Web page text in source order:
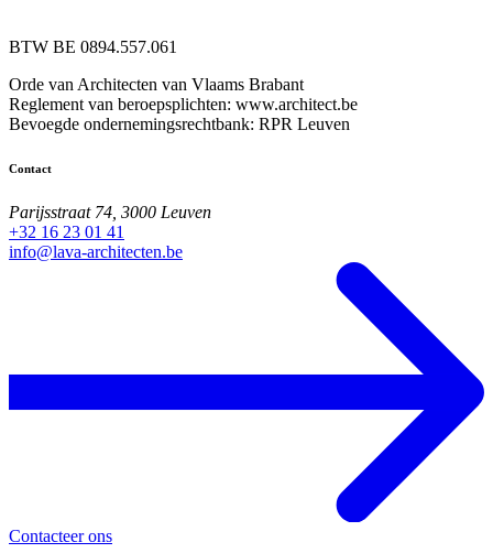
BTW BE 0894.557.061
Orde van Architecten van Vlaams Brabant
Reglement van beroepsplichten: www.architect.be
Bevoegde ondernemingsrechtbank: RPR Leuven
Contact
Parijsstraat 74, 3000 Leuven
+32 16 23 01 41
info@lava-architecten.be
Contacteer ons